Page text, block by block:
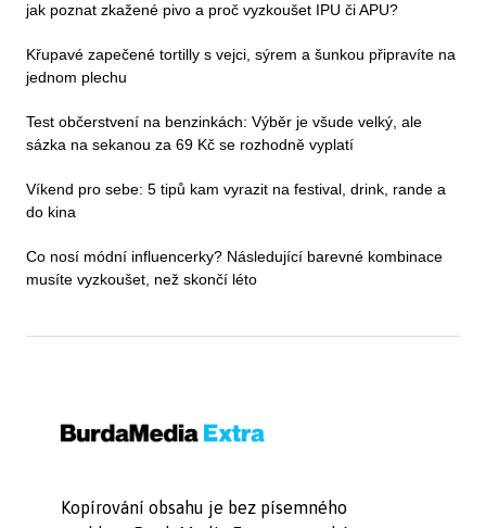
jak poznat zkažené pivo a proč vyzkoušet IPU či APU?
Křupavé zapečené tortilly s vejci, sýrem a šunkou připravíte na
jednom plechu
Test občerstvení na benzinkách: Výběr je všude velký, ale
sázka na sekanou za 69 Kč se rozhodně vyplatí
Víkend pro sebe: 5 tipů kam vyrazit na festival, drink, rande a
do kina
Co nosí módní influencerky? Následující barevné kombinace
musíte vyzkoušet, než skončí léto
Kopírování obsahu je bez písemného